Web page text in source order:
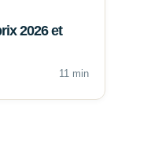
2026 et
11 min